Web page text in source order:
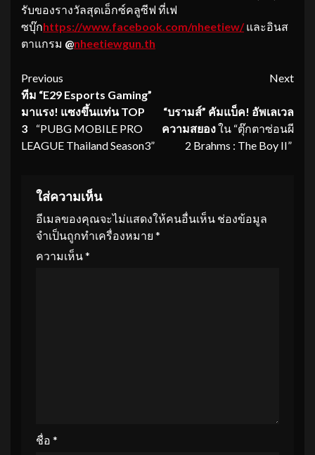
รับของรางวัลสุดเอ็กซ์คลูซีฟ ที่เฟ
ซบุ๊กhttps://www.facebook.com/nheetiew/ และอินส
ตาแกรม @nheetiewgun.th
Continue
Reading
Previous
ทีม “E29 Esports Gaming”
มาแรง! แซงขึ้นแท่น TOP
3
“PUBG MOBILE PRO
LEAGUE Thailand Season3”
Next
“บรามส์” คัมแบ็ค! อัพเลเวล
ความสยองใน “ตุ๊กตาซ่อนผี
2 Brahms : The Boy II”
ใส่ความเห็น
อีเมลของคุณจะไม่แสดงให้คนอื่นเห็น ช่องข้อมูล
จำเป็นถูกทำเครื่องหมาย *
ความเห็น*
ชื่อ *